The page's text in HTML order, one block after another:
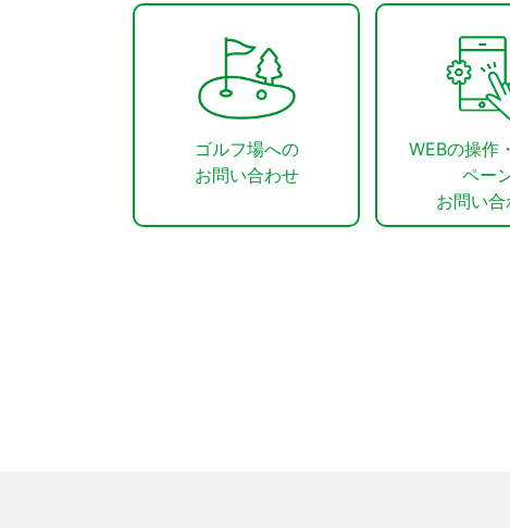
ゴルフ場への
お問い合わせ
WEBの操作
ペー
お問い